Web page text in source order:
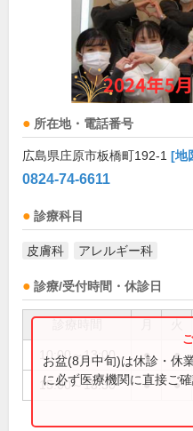
所在地・電話番号
広島県庄原市板橋町192-1 [地
0824-74-6611
診療科目
皮膚科 アレルギー科
診療/受付時間・休診日
10:00～13:00 ● ●
15:00～18:30 ● ●
お盆(8月中旬)は休診・休
に必ず医療機関に直接ご確